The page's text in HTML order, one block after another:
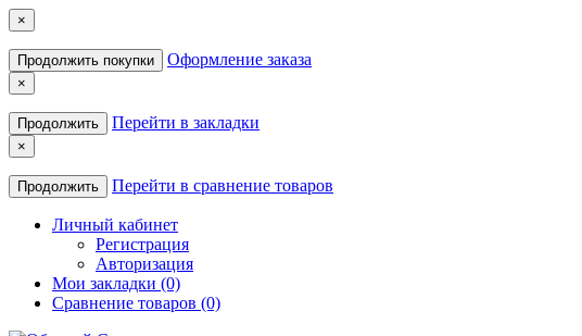
×
Продолжить покупки Оформление заказа
×
Продолжить Перейти в закладки
×
Продолжить Перейти в сравнение товаров
Личный кабинет
Регистрация
Авторизация
Мои закладки (0)
Сравнение товаров (0)